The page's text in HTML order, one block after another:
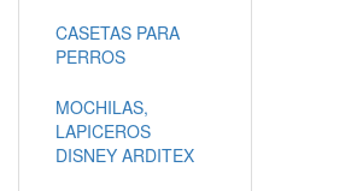
CASETAS PARA
PERROS
MOCHILAS,
LAPICEROS
DISNEY ARDITEX